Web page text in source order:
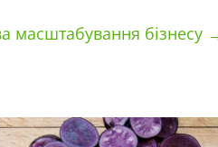
масштабування бізнесу